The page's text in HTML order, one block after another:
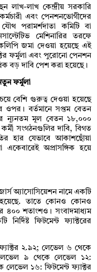
লাখ-লাখ কেন্দ্রীয় সরকারি
কর্মচারী এবং পেনশনভোগীদের
পরামর্শদাতা কমিটি বা
মেশিনারির তরফে
জমা দেওয়া হয়েছে এই
ফর্মুলা এবং পুরোনো পেনশন
বড় দাবি পেশ করা হয়েছে।
ফর্মুলা
বেশি গুরুত্ব দেওয়া হয়েছে
ওপর। বর্তমানে সপ্তম বেতন
ন্যূনতম মূল বেতন ১৮,০০০
সংগঠনগুলির দাবি, বিগত
হার যেভাবে আকাশছোঁয়া
অপ্রাসঙ্গিক হয়ে
অ্য়াসোসিয়েশন নামে একটি
হয়েছে. তাতে কোনও কোনও
৪০০ শতাংশও। সংবাদমাধ্যম
ফিটমেন্ট ফ্যাক্টরের
২.৯২; লেভেল ৬ থেকে
৯ থেকে লেভেল ১২:
লেভেল ১৬: ফিটমেন্ট ফ্যাক্টর